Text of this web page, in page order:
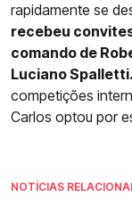
rapidamente se
recebeu
comando de
Luciano Spalletti.
competições
Carlos optou por
NOTÍCIAS